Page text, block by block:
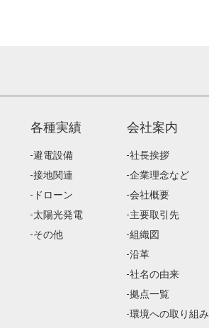
各種実績
避電設備
接地関連
ドローン
太陽光発電
その他
会社案内
社長挨拶
企業理念など
会社概要
主要取引先
組織図
沿革
社名の由来
拠点一覧
環境への取り組み